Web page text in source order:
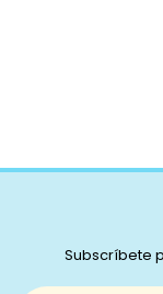
Subscríbete